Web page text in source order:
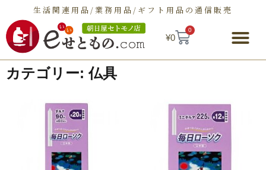
生活関連用品/業務用品/ギフト用品の通信販売
¥0
0
カテゴリー: 仏具